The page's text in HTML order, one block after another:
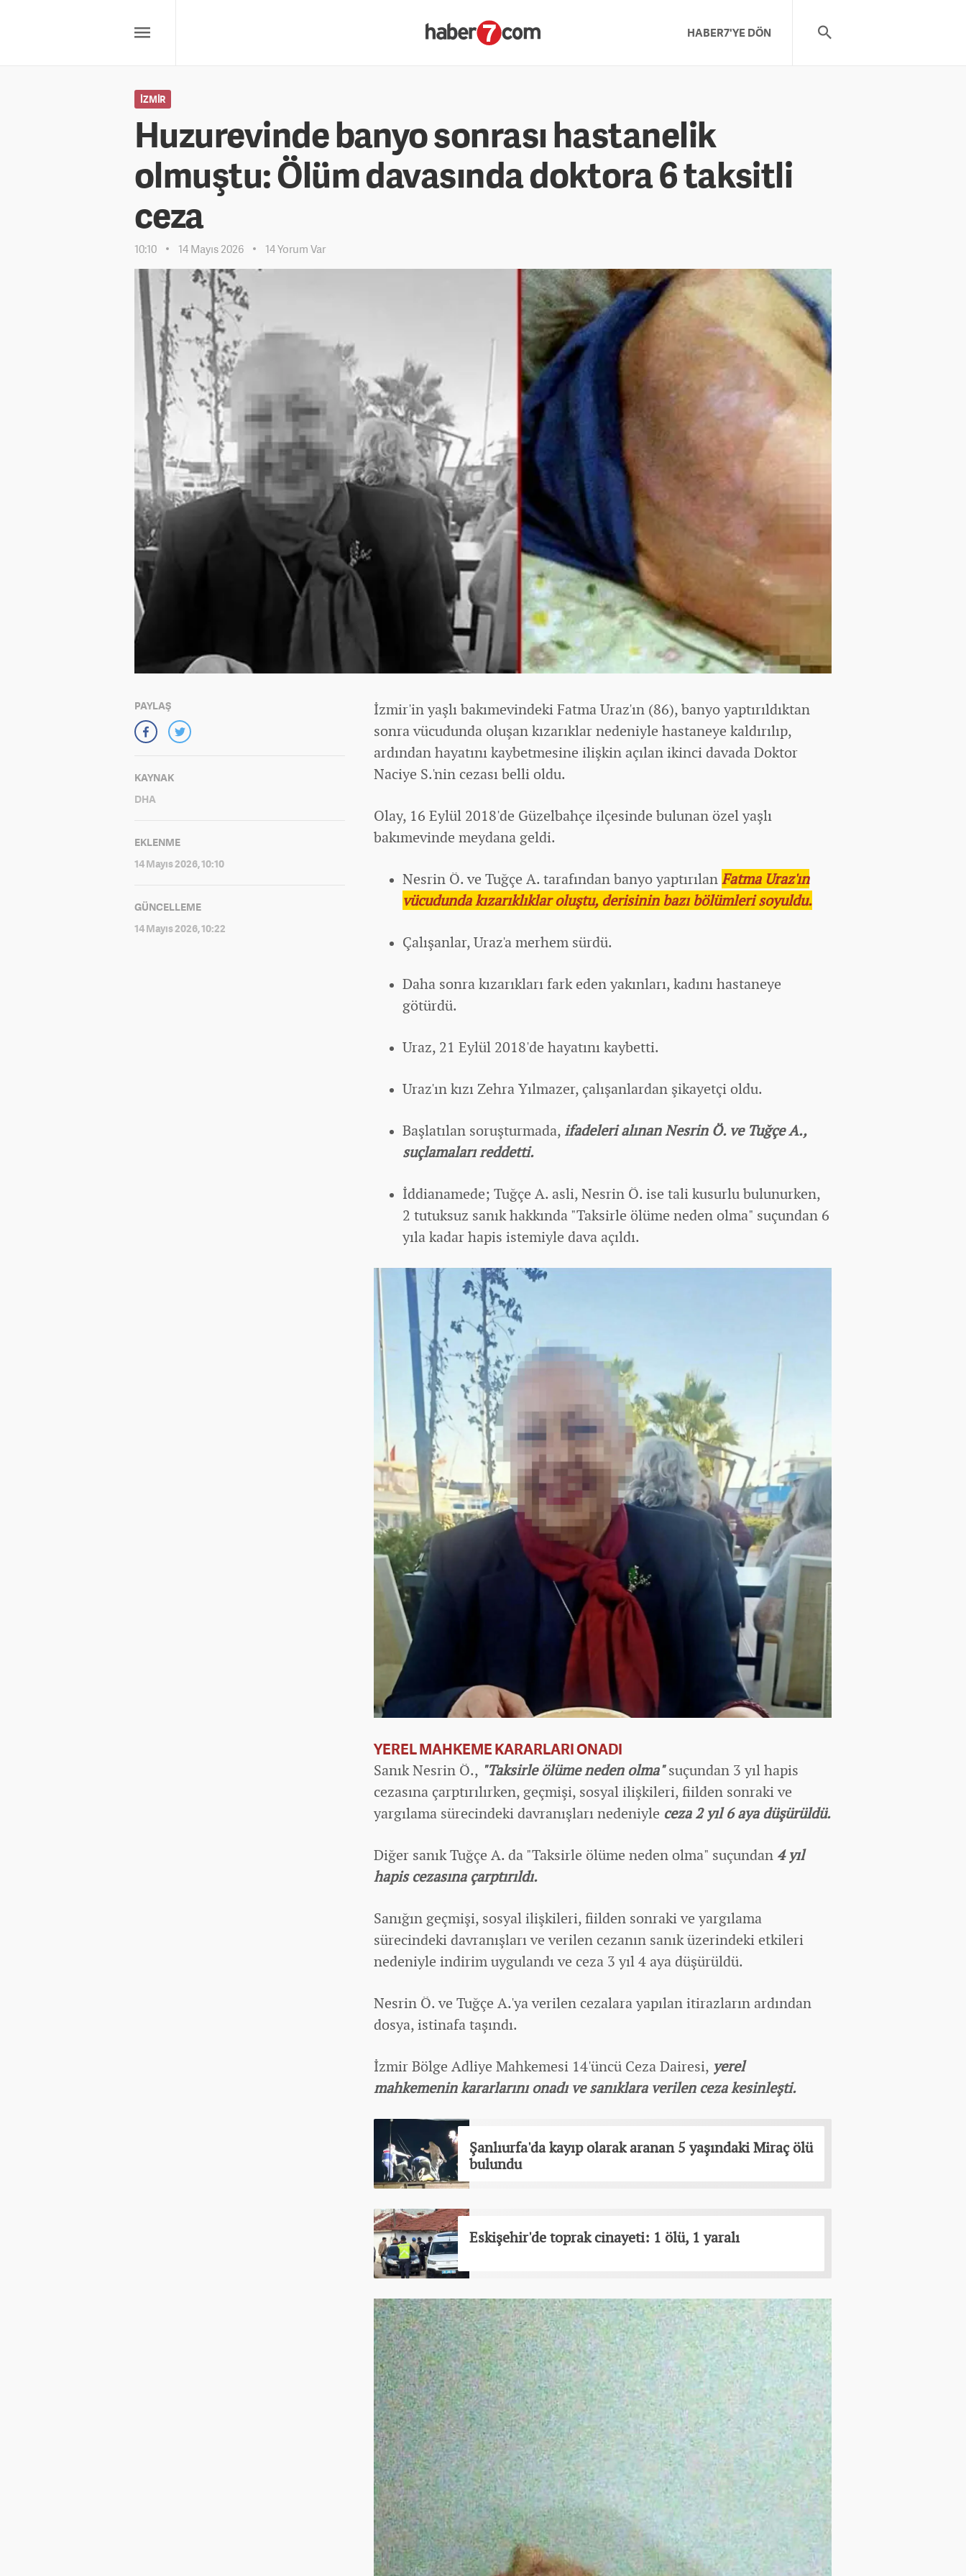
HABER7'YE DÖN
İZMIR
Huzurevinde banyo sonrası hastanelik
olmuştu: Ölüm davasında doktora 6 taksitli
ceza
10:10 14 Mayıs 2026 14 Yorum Var
PAYLAŞ
KAYNAK
DHA
EKLENME
14 Mayıs 2026, 10:10
GÜNCELLEME
14 Mayıs 2026, 10:22
İzmir'in yaşlı bakımevindeki Fatma Uraz'ın (86), banyo yaptırıldıktan
sonra vücudunda oluşan kızarıklar nedeniyle hastaneye kaldırılıp,
ardından hayatını kaybetmesine ilişkin açılan ikinci davada Doktor
Naciye S.'nin cezası belli oldu.
Olay, 16 Eylül 2018'de Güzelbahçe ilçesinde bulunan özel yaşlı
bakımevinde meydana geldi.
Nesrin Ö. ve Tuğçe A. tarafından banyo yaptırılanFatma Uraz'ın
vücudunda kızarıklıklar oluştu, derisinin bazı bölümleri soyuldu.
Çalışanlar, Uraz'a merhem sürdü.
Daha sonra kızarıkları fark eden yakınları,kadını hastaneye
götürdü.
Uraz, 21 Eylül 2018'de hayatını kaybetti.
Uraz'ın kızı Zehra Yılmazer, çalışanlardan şikayetçi oldu.
Başlatılan soruşturmada,ifadeleri alınan Nesrin Ö. ve Tuğçe A.,
suçlamaları reddetti.
İddianamede; Tuğçe A. asli, Nesrin Ö. ise tali kusurlu bulunurken,
2 tutuksuz sanık hakkında "Taksirle ölüme neden olma" suçundan 6
yıla kadar hapis istemiyle dava açıldı.
YEREL MAHKEME KARARLARI ONADI
Sanık Nesrin Ö., "Taksirle ölüme neden olma"suçundan 3 yıl hapis
cezasına çarptırılırken, geçmişi, sosyal ilişkileri, fiilden sonraki ve
yargılama sürecindeki davranışları nedeniyle ceza 2 yıl 6 aya düşürüldü.
Diğer sanık Tuğçe A. da "Taksirle ölüme neden olma" suçundan 4 yıl
hapis cezasına çarptırıldı.
Sanığın geçmişi, sosyal ilişkileri, fiilden sonraki ve yargılama
sürecindeki davranışları ve verilen cezanın sanık üzerindeki etkileri
nedeniyle indirim uygulandı ve ceza 3 yıl 4 aya düşürüldü.
Nesrin Ö. ve Tuğçe A.'ya verilen cezalara yapılan itirazların ardından
dosya, istinafa taşındı.
İzmir Bölge Adliye Mahkemesi 14'üncü Ceza Dairesi, yerel
mahkemenin kararlarını onadı ve sanıklara verilen ceza kesinleşti.
Şanlıurfa'da kayıp olarak aranan 5 yaşındaki Miraç ölü
bulundu
Eskişehir'de toprak cinayeti: 1 ölü, 1 yaralı